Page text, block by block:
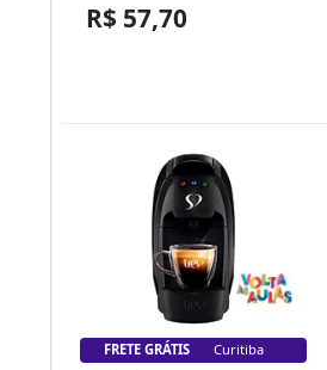
R$ 57,70
FRETE GRÁTIS Florianópolis